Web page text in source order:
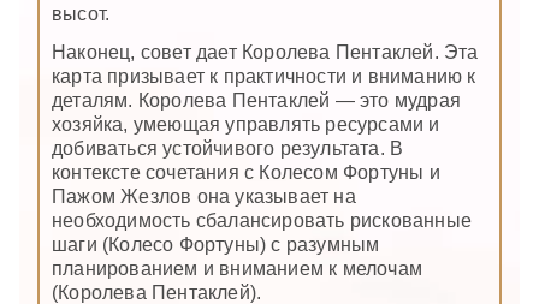
высот.
Наконец, совет дает Королева Пентаклей. Эта
карта призывает к практичности и вниманию к
деталям. Королева Пентаклей — это мудрая
хозяйка, умеющая управлять ресурсами и
добиваться устойчивого результата. В
контексте сочетания с Колесом Фортуны и
Пажом Жезлов она указывает на
необходимость сбалансировать рискованные
шаги (Колесо Фортуны) с разумным
планированием и вниманием к мелочам
(Королева Пентаклей).